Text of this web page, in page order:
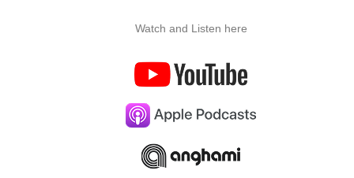
Watch and Listen here